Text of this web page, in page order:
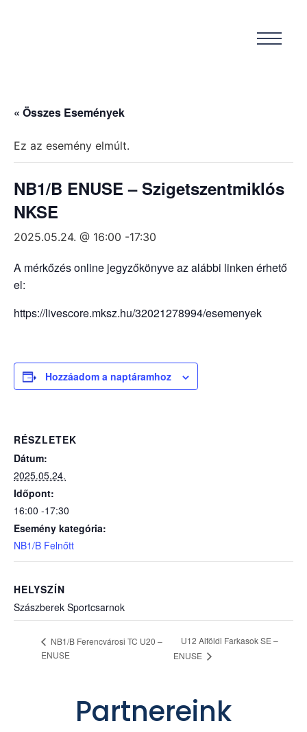
« Összes Események
Ez az esemény elmúlt.
NB1/B ENUSE – Szigetszentmiklós
NKSE
2025.05.24. @ 16:00 -17:30
A mérkőzés online jegyzőkönyve az alábbi linken érhető
el:
https://livescore.mksz.hu/32021278994/esemenyek
Hozzáadom a naptáramhoz
RÉSZLETEK
Dátum:
2025.05.24.
Időpont:
16:00 -17:30
Esemény kategória:
NB1/B Felnőtt
HELYSZÍN
Szászberek Sportcsarnok
NB1/B Ferencvárosi TC U20 –
ENUSE
U12 Alföldi Farkasok SE –
ENUSE
Partnereink